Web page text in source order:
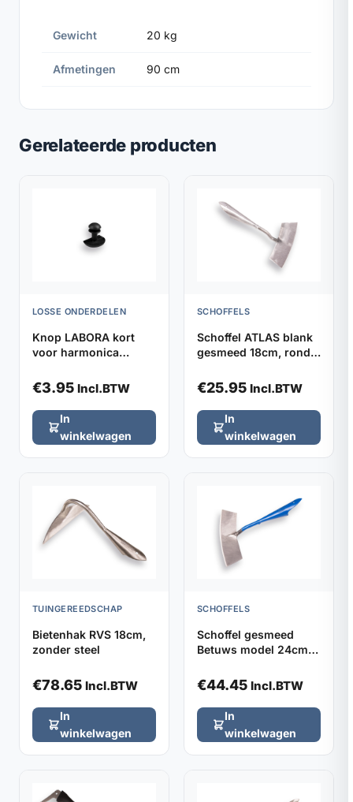
Gewicht 20 kg
Afmetingen 90 cm
Gerelateerde producten
LOSSE ONDERDELEN
Knop LABORA kort
voor harmonica
verpakt per 2
€3.95 Incl.BTW
In
winkelwagen
SCHOFFELS
Schoffel ATLAS blank
gesmeed 18cm, rond
€25.95 Incl.BTW
In
winkelwagen
TUINGEREEDSCHAP
Bietenhak RVS 18cm,
zonder steel
€78.65 Incl.BTW
In
winkelwagen
SCHOFFELS
Schoffel gesmeed
Betuws model 24cm
€44.45 Incl.BTW
In
winkelwagen